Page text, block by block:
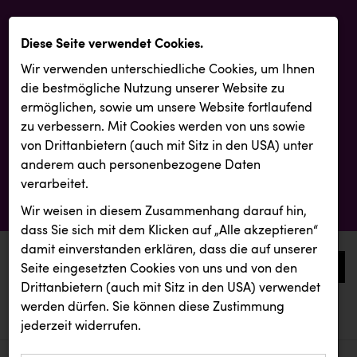
0
aktuelle aussendungen
aktuelle aussendungen
Diese Seite verwendet Cookies.
Wir verwenden unterschiedliche Cookies, um Ihnen
die best­mögliche Nutzung unserer Website zu
ermöglichen, sowie um unsere Website fortlaufend
zu verbessern. Mit Cookies werden von uns sowie
von Drittanbietern (auch mit Sitz in den USA) unter
anderem auch personenbezogene Daten
verarbeitet.
Wir weisen in diesem Zusammenhang darauf hin,
dass Sie sich mit dem Klicken auf „Alle akzeptieren“
damit ein­ver­standen erklären, dass die auf unserer
Seite eingesetzten Cookies von uns und von den
Drittanbietern (auch mit Sitz in den USA) verwendet
werden dürfen. Sie können diese Zustimmung
jederzeit widerrufen.